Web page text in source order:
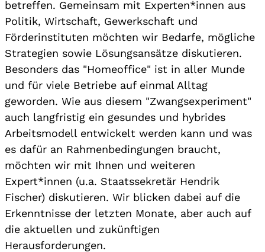
betreffen. Gemeinsam mit Experten*innen aus
Politik, Wirtschaft, Gewerkschaft und
Förderinstituten möchten wir Bedarfe, mögliche
Strategien sowie Lösungsansätze diskutieren.
Besonders das "Homeoffice" ist in aller Munde
und für viele Betriebe auf einmal Alltag
geworden. Wie aus diesem "Zwangsexperiment"
auch langfristig ein gesundes und hybrides
Arbeitsmodell entwickelt werden kann und was
es dafür an Rahmenbedingungen braucht,
möchten wir mit Ihnen und weiteren
Expert*innen (u.a. Staatssekretär Hendrik
Fischer) diskutieren. Wir blicken dabei auf die
Erkenntnisse der letzten Monate, aber auch auf
die aktuellen und zukünftigen
Herausforderungen.